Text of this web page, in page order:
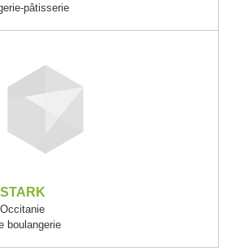
pâtisserie
boulangerie